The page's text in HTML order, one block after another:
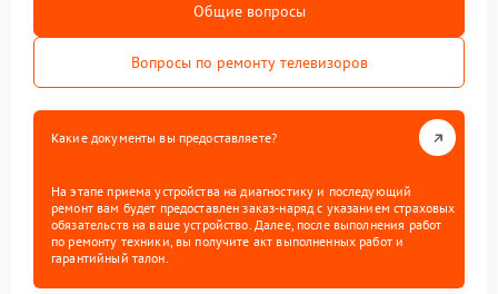
Общие вопросы
Вопросы по ремонту телевизоров
Какие документы вы предоставляете?
На этапе приема устройства на диагностику и последующий
ремонт вам будет предоставлен заказ-наряд с указанием страховых
обязательств на ваше устройство. Далее, после выполнения работ
по ремонту техники, вы получите акт выполненных работ и
гарантийный талон.